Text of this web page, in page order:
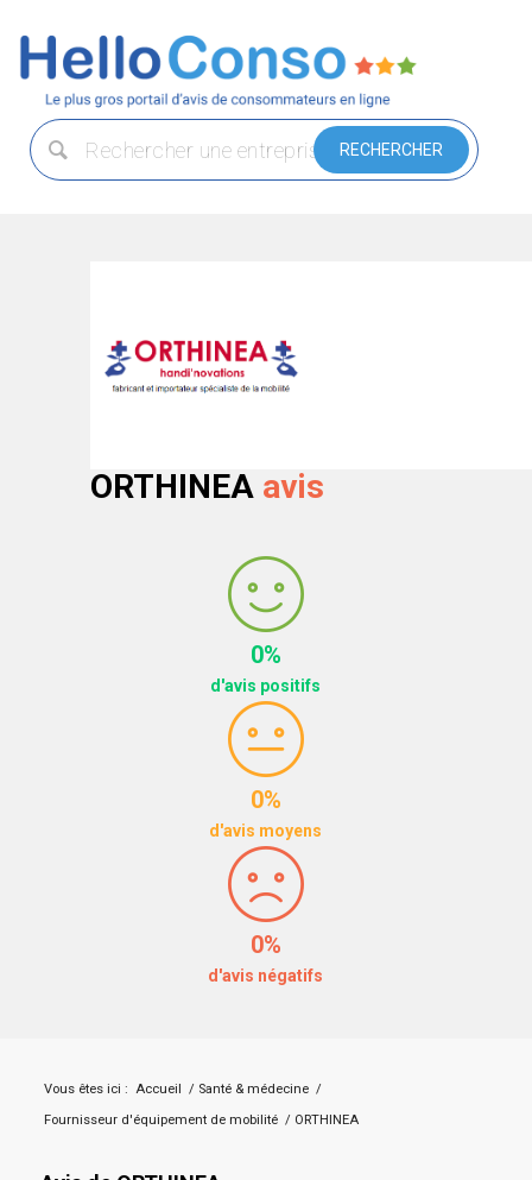
ORTHINEA avis
0%
d'avis positifs
0%
d'avis moyens
0%
d'avis négatifs
Vous êtes ici : Accueil / Santé & médecine /
Fournisseur d'équipement de mobilité / ORTHINEA